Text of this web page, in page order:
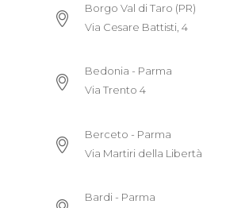
Borgo Val di Taro (PR)
Via Cesare Battisti, 4
Bedonia - Parma
Via Trento 4
Berceto - Parma
Via Martiri della Libertà
Bardi - Parma